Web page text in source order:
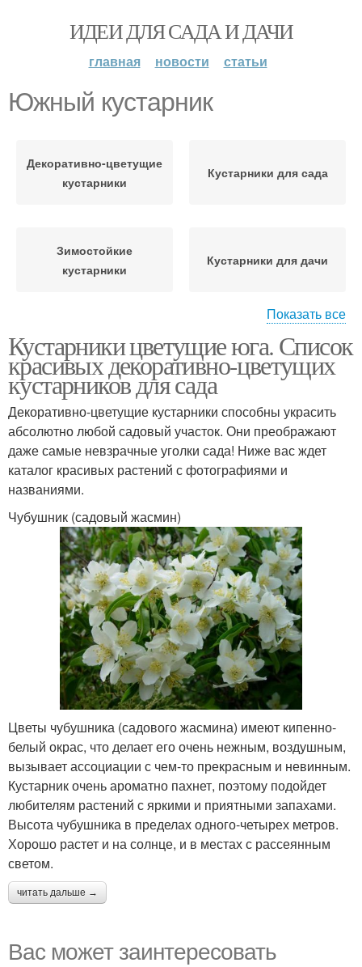
ИДЕИ ДЛЯ САДА И ДАЧИ
главная новости статьи
Южный кустарник
Декоративно-цветущие
кустарники
Кустарники для сада
Зимостойкие
кустарники
Кустарники для дачи
кустарники
Цветущие кустарники
Средиземноморские
кустарники
Красивые кустарники
Расстояние для
кустарников
цветами
Декоративные
кустарники
Показать все
Кустарники цветущие юга. Список
красивых декоративно-цветущих
кустарников для сада
Декоративно-цветущие кустарники способны украсить
абсолютно любой садовый участок. Они преображают
даже самые невзрачные уголки сада! Ниже вас ждет
каталог красивых растений с фотографиями и
названиями.
Чубушник (садовый жасмин)
Цветы чубушника (садового жасмина) имеют кипенно-
белый окрас, что делает его очень нежным, воздушным,
вызывает ассоциации с чем-то прекрасным и невинным.
Кустарник очень ароматно пахнет, поэтому подойдет
любителям растений с яркими и приятными запахами.
Высота чубушника в пределах одного-четырех метров.
Хорошо растет и на солнце, и в местах с рассеянным
светом.
читать дальше →
Вас может заинтересовать